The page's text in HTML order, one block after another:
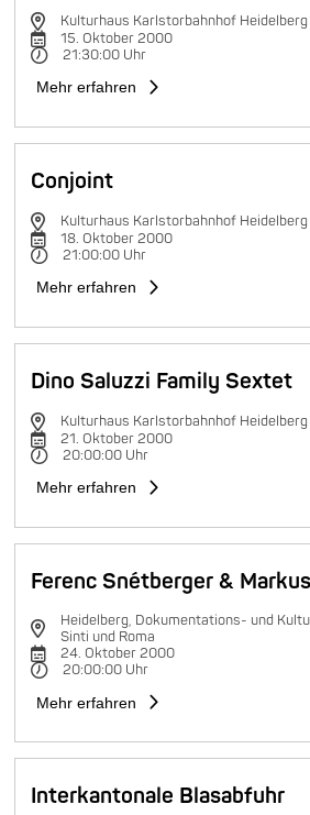
Kulturhaus Karlstorbahnhof Heidelberg
15. Oktober 2000
21:30:00 Uhr
Mehr erfahren
Conjoint
Kulturhaus Karlstorbahnhof Heidelberg
18. Oktober 2000
21:00:00 Uhr
Mehr erfahren
Dino Saluzzi Family Sextet
Kulturhaus Karlstorbahnhof Heidelberg
21. Oktober 2000
20:00:00 Uhr
Mehr erfahren
Ferenc Snétberger &
Heidelberg, Dokumentations- und
Sinti und Roma
24. Oktober 2000
20:00:00 Uhr
Mehr erfahren
Interkantonale Blasabfuhr